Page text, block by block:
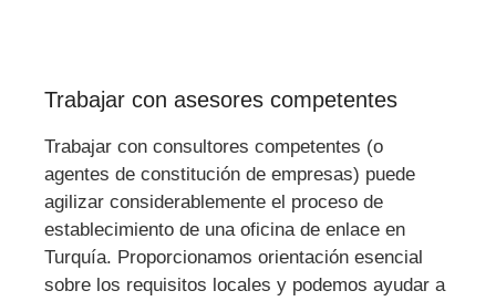
Trabajar con asesores competentes
Trabajar con consultores competentes (o
agentes de constitución de empresas) puede
agilizar considerablemente el proceso de
establecimiento de una oficina de enlace en
Turquía. Proporcionamos orientación esencial
sobre los requisitos locales y podemos ayudar a